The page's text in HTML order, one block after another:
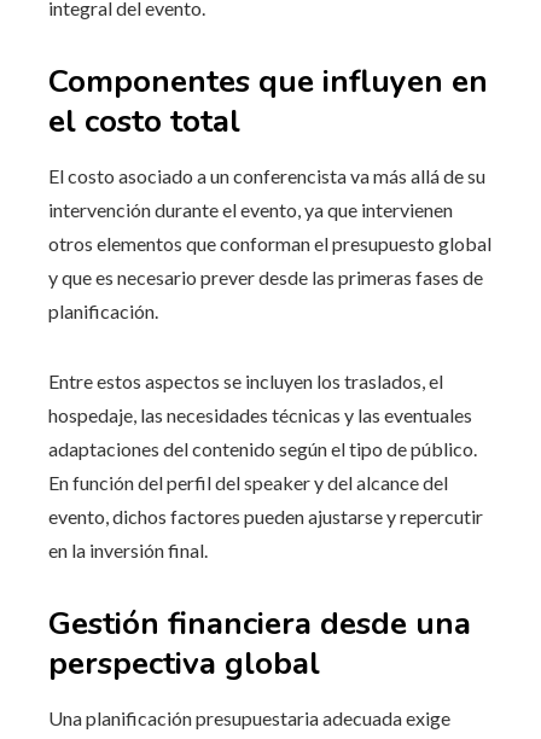
integral del evento.
Componentes que influyen en
el costo total
El costo asociado a un conferencista va más allá de su
intervención durante el evento, ya que intervienen
otros elementos que conforman el presupuesto global
y que es necesario prever desde las primeras fases de
planificación.
Entre estos aspectos se incluyen los traslados, el
hospedaje, las necesidades técnicas y las eventuales
adaptaciones del contenido según el tipo de público.
En función del perfil del speaker y del alcance del
evento, dichos factores pueden ajustarse y repercutir
en la inversión final.
Gestión financiera desde una
perspectiva global
Una planificación presupuestaria adecuada exige